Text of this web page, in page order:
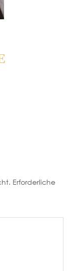
Erforderliche